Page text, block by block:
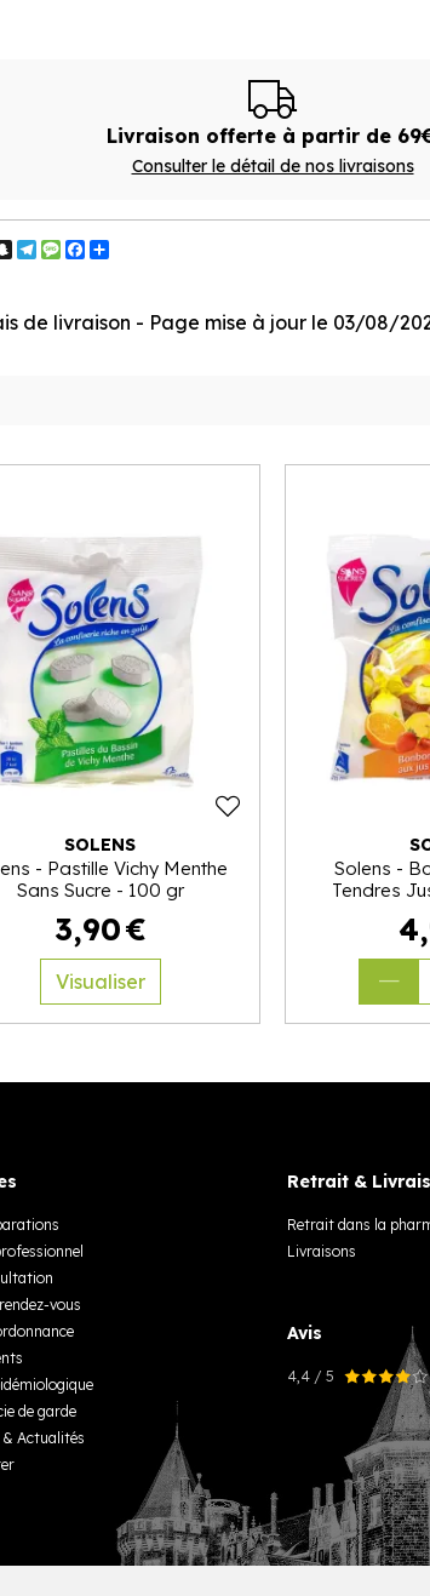
Livraison offerte à partir de
Consulter le détail de nos livraisons
Snapchat
Telegram
Message
Facebook
de livraison - Page mise à jour le 03/08/
SOLENS
- Pastille Vichy Menthe
Sans Sucre - 100 gr
3,90€
Visualiser
Solens -
Tendres
4,
vous
de garde
& Actualités
Retrait &
Retrait dans la
Livraisons
Avis
4,4 / 5